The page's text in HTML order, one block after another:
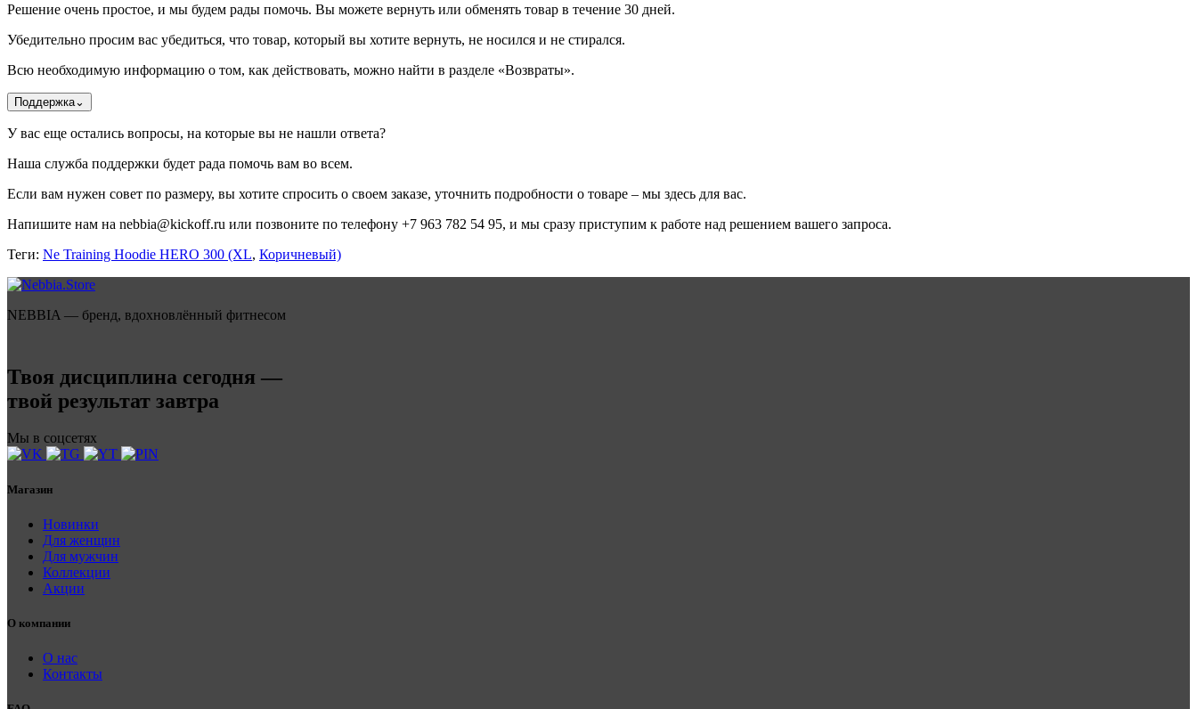
Решение очень простое, и мы будем рады помочь. Вы можете вернуть или обменять товар в течение 30 дней.
Убедительно просим вас убедиться, что товар, который вы хотите вернуть, не носился и не стирался.
Всю необходимую информацию о том, как действовать, можно найти в разделе «Возвраты».
Поддержка⌄
У вас еще остались вопросы, на которые вы не нашли ответа?
Наша служба поддержки будет рада помочь вам во всем.
Если вам нужен совет по размеру, вы хотите спросить о своем заказе, уточнить подробности о товаре – мы здесь для вас.
Напишите нам на nebbia@kickoff.ru или позвоните по телефону +7 963 782 54 95, и мы сразу приступим к работе над решением вашего запроса.
Теги: Ne Training Hoodie HERO 300 (XL, Коричневый)
NEBBIA — бренд, вдохновлённый фитнесом
Твоя дисциплина сегодня —
твой результат завтра
Мы в соцсетях
Магазин
Новинки
Для женщин
Для мужчин
Коллекции
Акции
О компании
О нас
Контакты